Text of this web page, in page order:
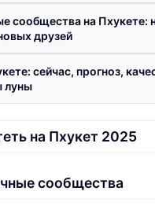
сообщества на Пхукете:
друзей
сейчас, прогноз,
луны
на Пхукет 2025
сообщества